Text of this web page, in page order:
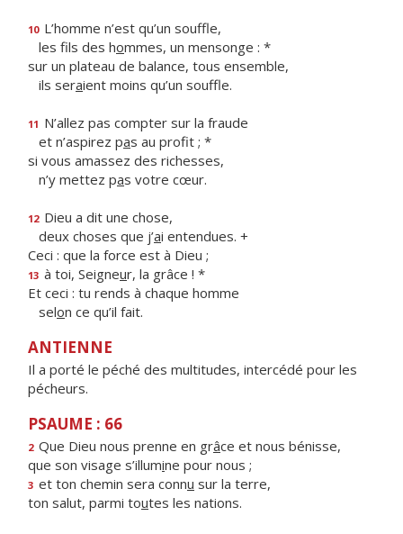
10 L’homme n’est qu’un souffle,
les fils des hommes, un mensonge : *
sur un plateau de balance, tous ensemble,
ils seraient moins qu’un souffle.
11 N’allez pas compter sur la fraude
et n’aspirez pas au profit ; *
si vous amassez des richesses,
n’y mettez pas votre cœur.
12 Dieu a dit une chose,
deux choses que j’ai entendues. +
Ceci : que la force est à Dieu ;
13 à toi, Seigneur, la grâce ! *
Et ceci : tu rends à chaque homme
selon ce qu’il fait.
ANTIENNE
Il a porté le péché des multitudes, intercédé pour les
pécheurs.
PSAUME : 66
2 Que Dieu nous prenne en grâce et nous bénisse,
que son visage s’illumine pour nous ;
3 et ton chemin sera connu sur la terre,
ton salut, parmi toutes les nations.